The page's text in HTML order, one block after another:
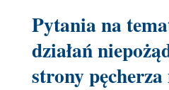
Pytania na
działań
strony pęcherza